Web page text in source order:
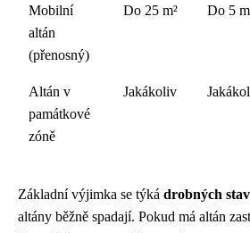
Mobilní
altán
(přenosný)
Do 25 m² Do 5 m
Altán v
památkové
zóně
Jakákoliv
Základní výjimka se týká drobných
altány běžně spadají. Pokud má altán